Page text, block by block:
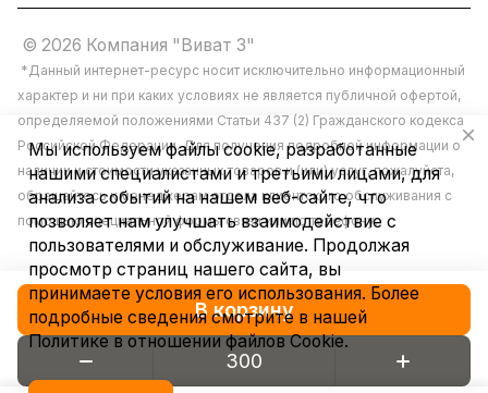
В корзину
© 2026 Компания "Виват 3"
*Данный интернет-ресурс носит исключительно информационный
характер и ни при каких условиях не является публичной офертой,
определяемой положениями Статьи 437 (2) Гражданского кодекса
Российской Федерации. Для получения подробной информации о
наличии и стоимости указанных товаров и (или) услуг, пожалуйста,
обращайтесь к менеджерам отдела клиентского обслуживания с
помощью специальной формы связи или по телефону.
Конфиденциальность
Мы используем файлы cookie, разработанные
нашими специалистами и третьими лицами, для
анализа событий на нашем веб-сайте, что
позволяет нам улучшать взаимодействие с
пользователями и обслуживание. Продолжая
просмотр страниц нашего сайта, вы
принимаете условия его использования. Более
подробные сведения смотрите в нашей
Политике в отношении файлов Cookie.